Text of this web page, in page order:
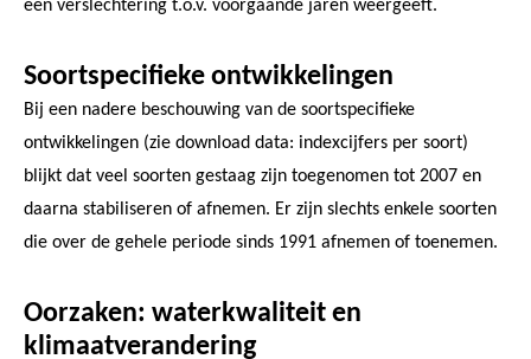
een verslechtering t.o.v. voorgaande jaren weergeeft.
Soortspecifieke ontwikkelingen
Bij een nadere beschouwing van de soortspecifieke
ontwikkelingen (zie download data: indexcijfers per soort)
blijkt dat veel soorten gestaag zijn toegenomen tot 2007 en
daarna stabiliseren of afnemen. Er zijn slechts enkele soorten
die over de gehele periode sinds 1991 afnemen of toenemen.
Oorzaken: waterkwaliteit en
klimaatverandering